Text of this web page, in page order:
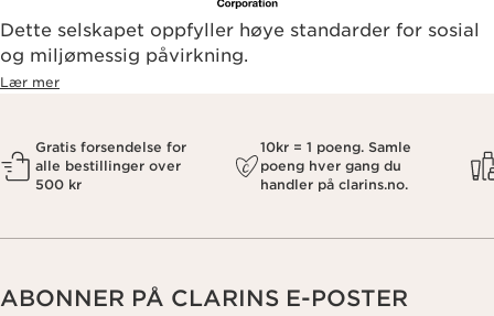
Dette selskapet oppfyller høye standarder for sosial
og miljømessig påvirkning.
Lær mer
Gratis forsendelse for
alle bestillinger over
500 kr
10kr = 1 poeng. Samle
poeng hver gang du
handler på clarins.no.
ABONNER PÅ CLARINS E-POSTER